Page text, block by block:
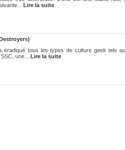
Lire la suite
éradiqué tous les types de culture geek tels
une... Lire la suite